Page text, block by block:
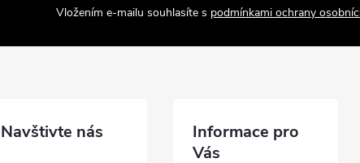
Vložením e-mailu souhlasíte s podmínkami ochrany
Navštivte nás
Informace pro
Vás